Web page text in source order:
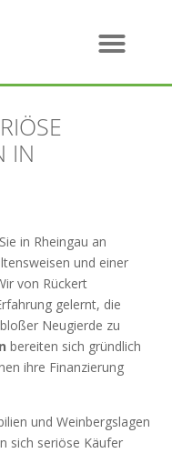
IN
in Rheingau an
und einer
von Rückert
gelernt, die
Neugierde zu
bereiten sich gründlich
ihre Finanzierung
und Weinbergslagen
sich seriöse Käufer